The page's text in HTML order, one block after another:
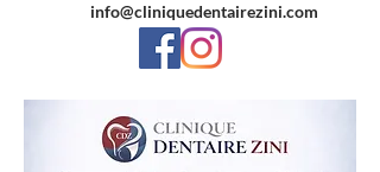
info@cliniquedentairezini.com